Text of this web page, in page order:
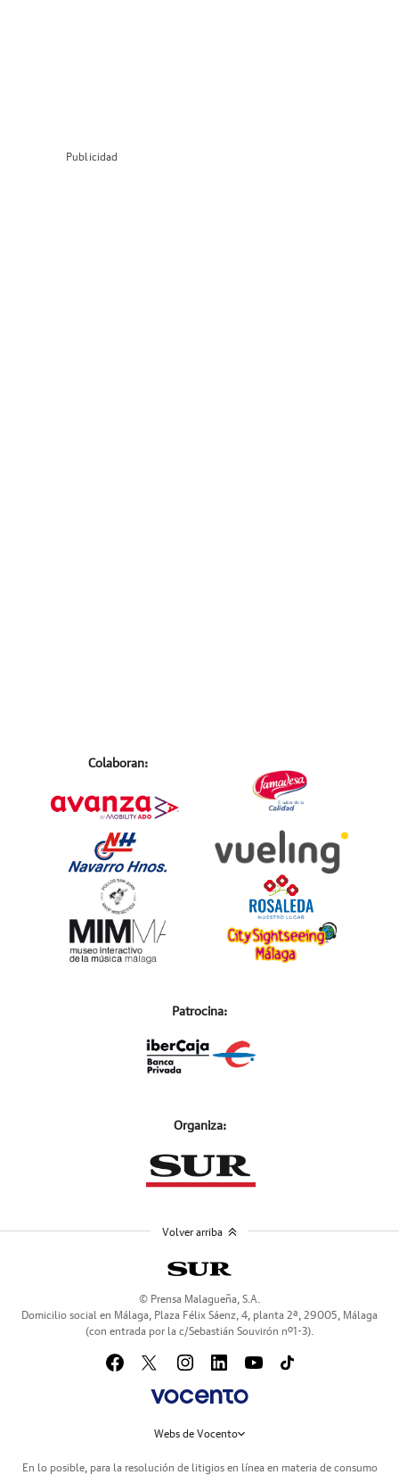
Publicidad
Colaboran:
Patrocina:
Organiza:
© Prensa Malagueña, S.A.
Domicilio social en Málaga, Plaza Félix Sáenz, 4, planta 2ª, 29005, Málaga
(con entrada por la c/Sebastián Souvirón nº1-3).
Webs de Vocento
En lo posible, para la resolución de litigios en línea en materia de consumo
Volver arriba